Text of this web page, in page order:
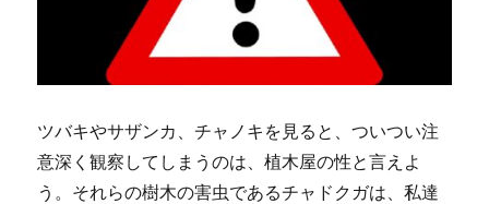
シ
ク
ツバキやサザンカ、チャノキを見ると、ついつい注
意深く観察してしまうのは、植木屋の性と言えよ
う。それらの樹木の害虫であるチャドクガは、私達